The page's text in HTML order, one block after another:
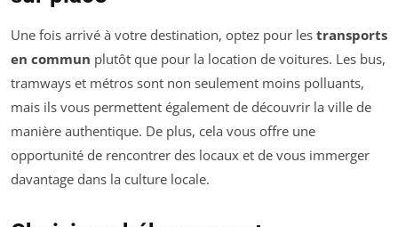
Une fois arrivé à votre destination, optez pour les transports
en commun plutôt que pour la location de voitures. Les bus,
tramways et métros sont non seulement moins polluants,
mais ils vous permettent également de découvrir la ville de
manière authentique. De plus, cela vous offre une
opportunité de rencontrer des locaux et de vous immerger
davantage dans la culture locale.